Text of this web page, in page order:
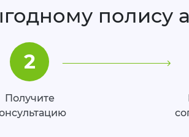
полису
2
Получите